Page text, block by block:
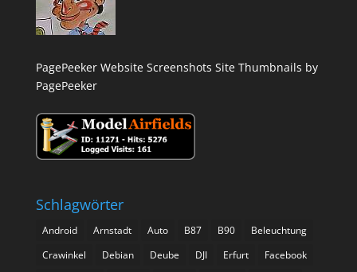
PagePeeker Website Screenshots Site Thumbnails by
PagePeeker
Schlagwörter
Android Arnstadt Auto B87 B90
Beleuchtung
Crawinkel
Debian Deube DJI Erfurt
Facebook